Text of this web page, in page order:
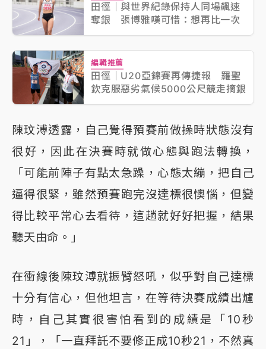
田徑｜與世界紀錄保持人同場飆速
奪銀 張博雅嘆可惜：想再比一次
編輯推薦
田徑｜U20亞錦賽再傳捷報 羅聖
欽克服惡劣氣候5000公尺競走摘銀
陳玟溥透露，自己覺得預賽前做操時狀態沒有
很好，因此在決賽時就做心態與跑法轉換，
「可能前陣子有點太急躁，心態太繃，把自己
逼得很緊，雖然預賽跑完沒達標很懊惱，但變
得比較平常心去看待，這趟就好好把握，結果
聽天由命。」
在衝線後陳玟溥就振臂怒吼，似乎對自己達標
十分有信心，但他坦言，在等待決賽成績出爐
時，自己其實很害怕看到的成績是「10秒
21」，「一直拜託不要修正成10秒21，不然真